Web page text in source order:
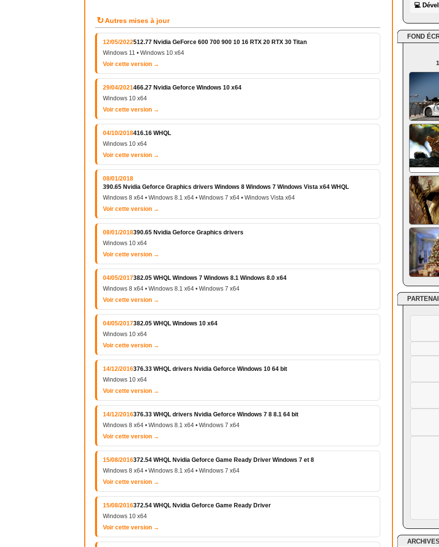
↻Autres mises à jour
12/05/2022512.77 Nvidia GeForce 600 700 900 10 16 RTX 20 RTX 30 Titan
Windows 11 • Windows 10 x64
Voir cette version →
29/04/2021466.27 Nvidia Geforce Windows 10 x64
Windows 10 x64
Voir cette version →
04/10/2018416.16 WHQL
Windows 10 x64
Voir cette version →
08/01/2018
390.65 Nvidia Geforce Graphics drivers Windows 8 Windows 7 Windows Vista x64 WHQL
Windows 8 x64 • Windows 8.1 x64 • Windows 7 x64 • Windows Vista x64
Voir cette version →
08/01/2018390.65 Nvidia Geforce Graphics drivers
Windows 10 x64
Voir cette version →
04/05/2017382.05 WHQL Windows 7 Windows 8.1 Windows 8.0 x64
Windows 8 x64 • Windows 8.1 x64 • Windows 7 x64
Voir cette version →
04/05/2017382.05 WHQL Windows 10 x64
Windows 10 x64
Voir cette version →
14/12/2016376.33 WHQL drivers Nvidia Geforce Windows 10 64 bit
Windows 10 x64
Voir cette version →
14/12/2016376.33 WHQL drivers Nvidia Geforce Windows 7 8 8.1 64 bit
Windows 8 x64 • Windows 8.1 x64 • Windows 7 x64
Voir cette version →
15/08/2016372.54 WHQL Nvidia Geforce Game Ready Driver Windows 7 et 8
Windows 8 x64 • Windows 8.1 x64 • Windows 7 x64
Voir cette version →
15/08/2016372.54 WHQL Nvidia Geforce Game Ready Driver
Windows 10 x64
Voir cette version →
💻
FOND